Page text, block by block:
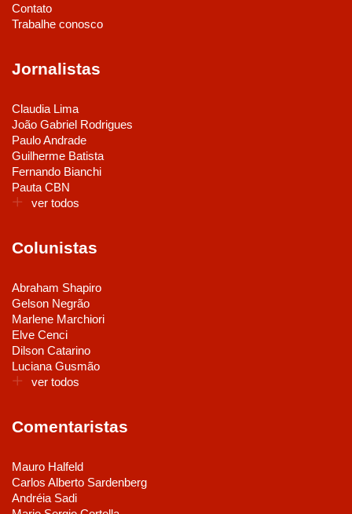
Contato
Trabalhe conosco
Jornalistas
Claudia Lima
João Gabriel Rodrigues
Paulo Andrade
Guilherme Batista
Fernando Bianchi
Pauta CBN
ver todos
Colunistas
Abraham Shapiro
Gelson Negrão
Marlene Marchiori
Elve Cenci
Dilson Catarino
Luciana Gusmão
ver todos
Comentaristas
Mauro Halfeld
Carlos Alberto Sardenberg
Andréia Sadi